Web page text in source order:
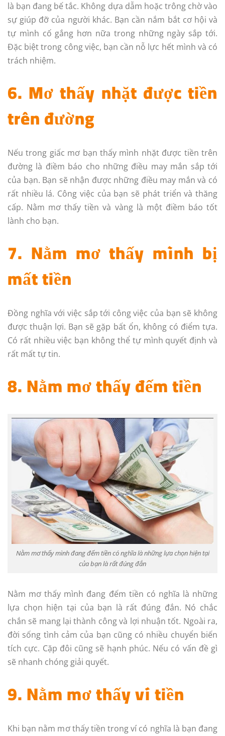
là bạn đang bế tắc. Không dựa dẫm hoặc trông chờ vào
sự giúp đỡ của người khác. Bạn cần nắm bắt cơ hội và
tự mình cố gắng hơn nữa trong những ngày sắp tới.
Đặc biệt trong công việc, bạn cần nỗ lực hết mình và có
trách nhiệm.
6. Mơ thấy nhặt được tiền
trên đường
Nếu trong giấc mơ bạn thấy mình nhặt được tiền trên
đường là điềm báo cho những điều may mắn sắp tới
của bạn. Bạn sẽ nhận được những điều may mắn và có
rất nhiều lá. Công việc của bạn sẽ phát triển và thăng
cấp. Nằm mơ thấy tiền và vàng là một điềm báo tốt
lành cho bạn.
7. Nằm mơ thấy mình bị
mất tiền
Đồng nghĩa với việc sắp tới công việc của bạn sẽ không
được thuận lợi. Bạn sẽ gặp bất ổn, không có điểm tựa.
Có rất nhiều việc bạn không thể tự mình quyết định và
rất mất tự tin.
8. Nằm mơ thấy đếm tiền
Nằm mơ thấy mình đang đếm tiền có nghĩa là những lựa chọn hiện tại
của bạn là rất đúng đắn
Nằm mơ thấy mình đang đếm tiền có nghĩa là những
lựa chọn hiện tại của bạn là rất đúng đắn. Nó chắc
chắn sẽ mang lại thành công và lợi nhuận tốt. Ngoài ra,
đời sống tình cảm của bạn cũng có nhiều chuyển biến
tích cực. Cặp đôi cũng sẽ hạnh phúc. Nếu có vấn đề gì
sẽ nhanh chóng giải quyết.
9. Nằm mơ thấy ví tiền
Khi bạn nằm mơ thấy tiền trong ví có nghĩa là bạn đang